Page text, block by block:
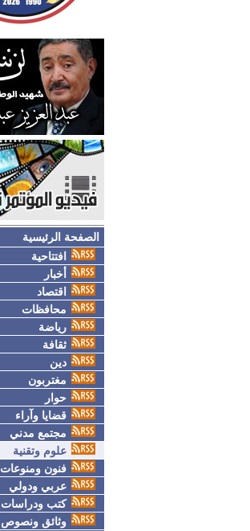
الصفحة الرئيسية
افتتاحية
أخبار
اقتصاد
محافظات
رياضة
ثقافة
دين
مغتربون
حوار
قضايا وآراء
مجتمع مدني
علوم وتقنية
فنون ومنوعات
عربي ودولي
كتب ودراسات
وثائق ونصوص